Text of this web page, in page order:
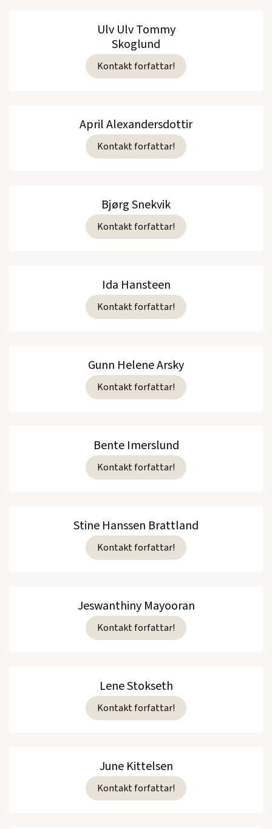
Ulv Ulv Tommy
Skoglund
Kontakt forfattar!
April Alexandersdottir
Kontakt forfattar!
Bjørg Snekvik
Kontakt forfattar!
Ida Hansteen
Kontakt forfattar!
Gunn Helene Arsky
Kontakt forfattar!
Bente Imerslund
Kontakt forfattar!
Stine Hanssen Brattland
Kontakt forfattar!
Jeswanthiny Mayooran
Kontakt forfattar!
Lene Stokseth
Kontakt forfattar!
June Kittelsen
Kontakt forfattar!